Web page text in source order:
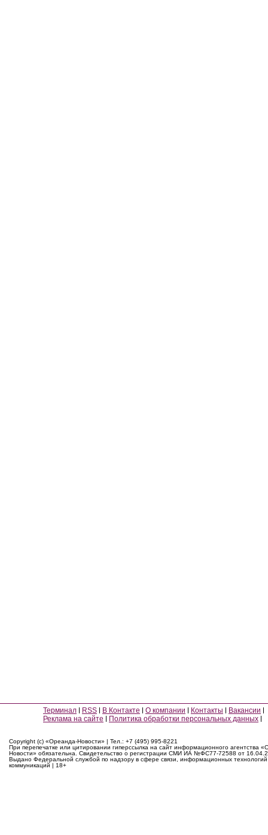
Терминал RSS В Контакте О компании Контакты
Вакансии
Реклама на сайте
Политика обработки персональных данных
Copyright (c) «Ореанда-Новости» | Тел.: +7 (495) 995-8221
При перепечатке или цитировании гиперссылка на сайт информационного агентства
Новости» обязательна. Свидетельство о регистрации СМИ ИА №ФС77-72588 от
Выдано Федеральной службой по надзору в сфере связи, информационных
коммуникаций | 18+